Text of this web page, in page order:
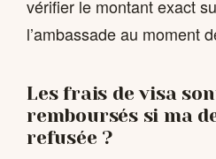
vérifier le montant exact
l’ambassade au moment
Les frais de visa
remboursés si ma
refusée ?